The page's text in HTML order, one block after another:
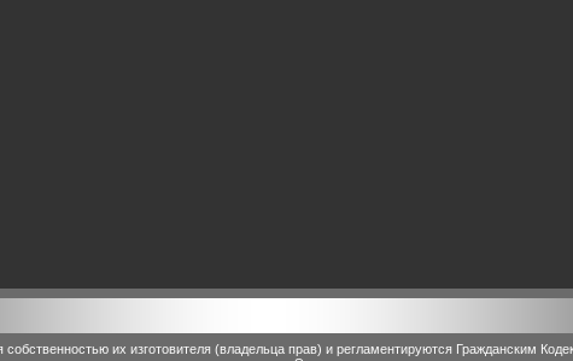
их изготовителя (владельца прав) и регламентируются Гражданским